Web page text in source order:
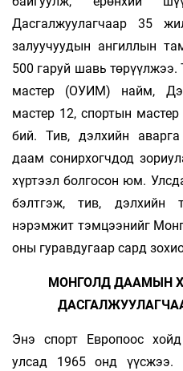
Дасгалжуулагчаар 35
залуучуудын ангиллын
500 гаруй шавь
мастер (ОУИМ) найм,
мастер 12, спортын
бий. Тив, дэлхийн
даам сонирхогчдод
хүртээл болгосон юм.
бэлтгэж, тив, дэлхийн
нэрэмжит тэм­­цээнийг
оны гуравдугаар сард
МОНГОЛД ДААМЫН
Энэ спорт Европоос
улсад 1965 онд үүсжээ.